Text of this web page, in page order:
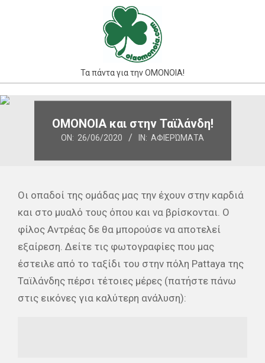
Τα πάντα για την ΟΜΟΝΟΙΑ!
Primary
ΟΜΟΝΟΙΑ και στην Ταϊλάνδη!
ON: 26/06/2020 IN: ΑΦΙΕΡΏΜΑΤΑ
Οι οπαδοί της ομάδας μας την έχουν στην καρδιά
και στο μυαλό τους όπου και να βρίσκονται. Ο
φίλος Αντρέας δε θα μπορούσε να αποτελεί
εξαίρεση. Δείτε τις φωτογραφίες που μας
έστειλε από το ταξίδι του στην πόλη Pattaya της
Ταϊλάνδης πέρσι τέτοιες μέρες (πατήστε πάνω
στις εικόνες για καλύτερη ανάλυση):